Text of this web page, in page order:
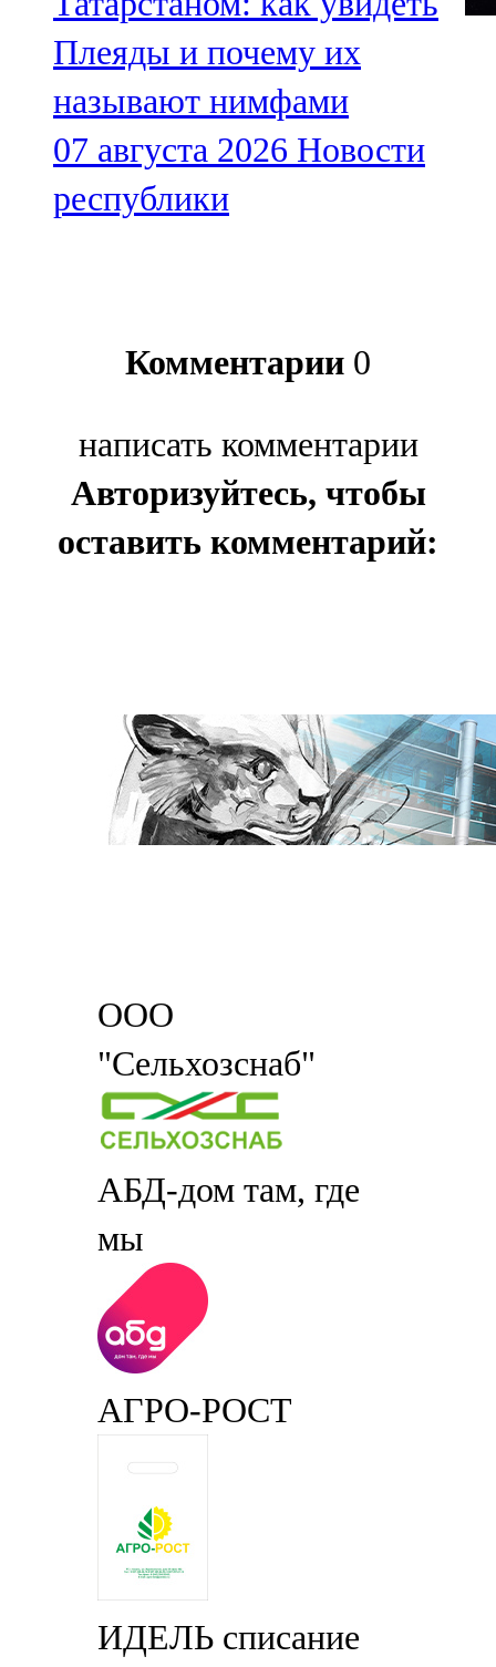
Плеяды и почему их
называют нимфами
07 августа 2026 Новости
республики
Комментарии 0
написать комментарии
Авторизуйтесь, чтобы
оставить комментарий:
ООО
"Сельхозснаб"
АБД-дом там, где
мы
АГРО-РОСТ
ИДЕЛЬ списание